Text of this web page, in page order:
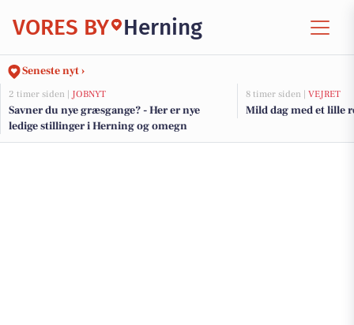
VORES BY Herning
Seneste nyt ›
2 timer siden | JOBNYT
Savner du nye græsgange? - Her er nye
ledige stillinger i Herning og omegn
8 timer siden | VEJRET
Mild dag med et lille